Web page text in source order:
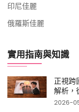
印尼佳麗
俄羅斯佳麗
實用指南與知識
正視跨
解析，
2026-